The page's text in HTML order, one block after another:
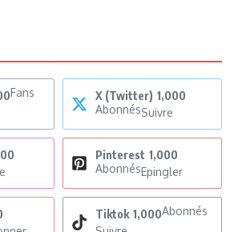
Fans
X (Twitter) 1,000
AbonnésSuivre
Pinterest 1,000
AbonnésEpingler
Tiktok 1,000Abonnés